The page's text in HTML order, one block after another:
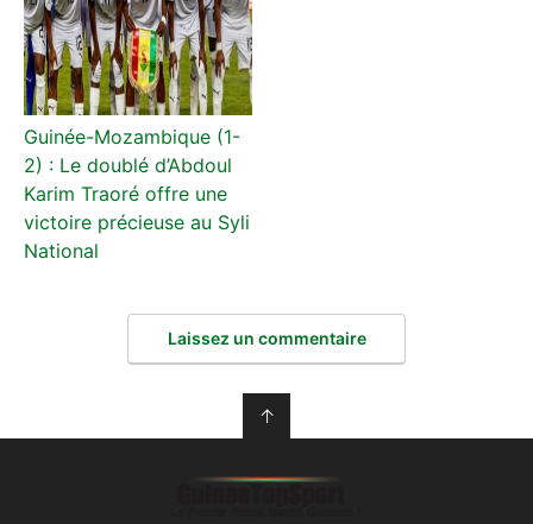
Guinée-Mozambique (1-
2) : Le doublé d’Abdoul
Karim Traoré offre une
victoire précieuse au Syli
National
Laissez un commentaire
↑